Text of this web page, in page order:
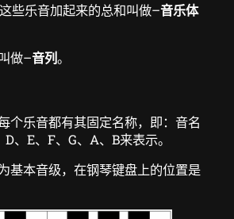
些乐音加起来的总和叫做–音乐体
做–音列。
个乐音都有其固定名称，即：音名
、E、F、G、A、B来表示。
基本音级，在钢琴键盘上的位置是